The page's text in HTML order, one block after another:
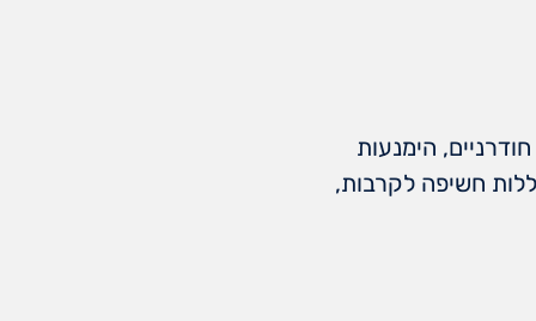
הימנעות
חשיפה לקרבות,